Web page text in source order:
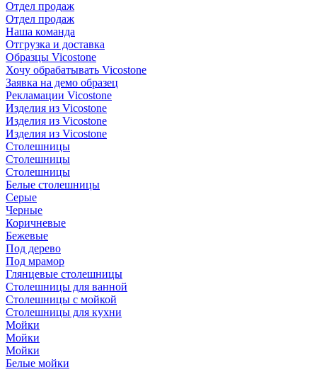
Отдел продаж
Отдел продаж
Наша команда
Отгрузка и доставка
Образцы Vicostone
Хочу обрабатывать Vicostone
Заявка на демо образец
Рекламации Vicostone
Изделия из Vicostone
Изделия из Vicostone
Изделия из Vicostone
Столешницы
Столешницы
Столешницы
Белые столешницы
Серые
Черные
Коричневые
Бежевые
Под дерево
Под мрамор
Глянцевые столешницы
Столешницы для ванной
Столешницы с мойкой
Столешницы для кухни
Мойки
Мойки
Мойки
Белые мойки